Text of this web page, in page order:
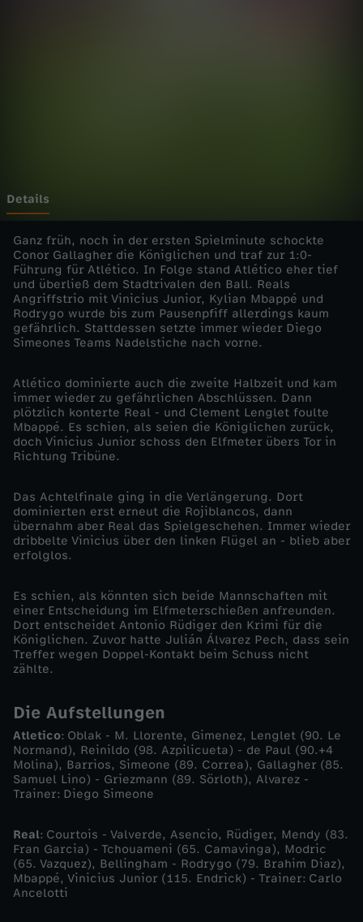
g
u
e
-
0
2
/
2
5
-
R
e
a
l
f
e
i
Details
Ganz früh, noch in der ersten Spielminute schockte
Conor Gallagher die Königlichen und traf zur 1:0-
Führung für Atlético. In Folge stand Atlético eher tief
und überließ dem Stadtrivalen den Ball. Reals
Angriffstrio mit Vinicius Junior, Kylian Mbappé und
Rodrygo wurde bis zum Pausenpfiff allerdings kaum
gefährlich. Stattdessen setzte immer wieder Diego
Simeones Teams Nadelstiche nach vorne.
Atlético dominierte auch die zweite Halbzeit und kam
immer wieder zu gefährlichen Abschlüssen. Dann
plötzlich konterte Real - und Clement Lenglet foulte
Mbappé. Es schien, als seien die Königlichen zurück,
doch Vinicius Junior schoss den Elfmeter übers Tor in
Richtung Tribüne.
Das Achtelfinale ging in die Verlängerung. Dort
dominierten erst erneut die Rojiblancos, dann
übernahm aber Real das Spielgeschehen. Immer wieder
dribbelte Vinicius über den linken Flügel an - blieb aber
erfolglos.
Es schien, als könnten sich beide Mannschaften mit
einer Entscheidung im Elfmeterschießen anfreunden.
Dort entscheidet Antonio Rüdiger den Krimi für die
Königlichen. Zuvor hatte Julián Álvarez Pech, dass sein
Treffer wegen Doppel-Kontakt beim Schuss nicht
zählte.
Die Aufstellungen
Atletico: Oblak - M. Llorente, Gimenez, Lenglet (90. Le
Normand), Reinildo (98. Azpilicueta) - de Paul (90.+4
Molina), Barrios, Simeone (89. Correa), Gallagher (85.
Samuel Lino) - Griezmann (89. Sörloth), Alvarez -
Trainer: Diego Simeone
Real: Courtois - Valverde, Asencio, Rüdiger, Mendy (83.
Fran Garcia) - Tchouameni (65. Camavinga), Modric
(65. Vazquez), Bellingham - Rodrygo (79. Brahim Diaz),
Mbappé, Vinicius Junior (115. Endrick) - Trainer: Carlo
Ancelotti